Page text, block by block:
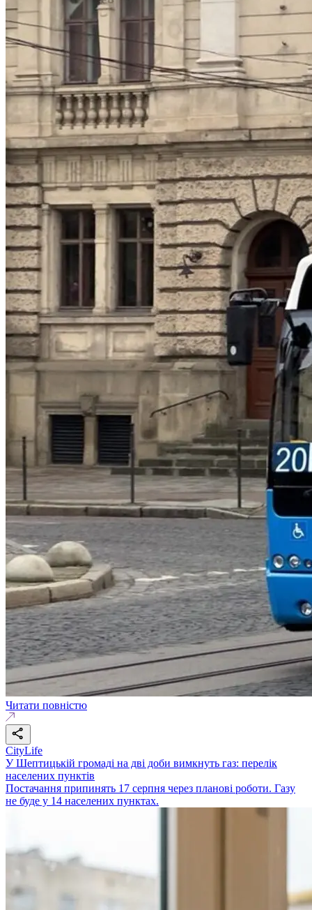
Читати повністю
CityLife
У Шептицькій громаді на дві доби вимкнуть газ: перелік
населених пунктів
Постачання припинять 17 серпня через планові роботи. Газу
не буде у 14 населених пунктах.